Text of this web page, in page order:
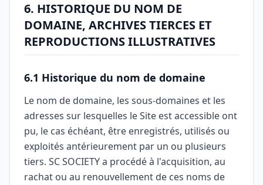
6. HISTORIQUE DU NOM DE
DOMAINE, ARCHIVES TIERCES ET
REPRODUCTIONS ILLUSTRATIVES
6.1 Historique du nom de domaine
Le nom de domaine, les sous-domaines et les
adresses sur lesquelles le Site est accessible ont
pu, le cas échéant, être enregistrés, utilisés ou
exploités antérieurement par un ou plusieurs
tiers. SC SOCIETY a procédé à l'acquisition, au
rachat ou au renouvellement de ces noms de